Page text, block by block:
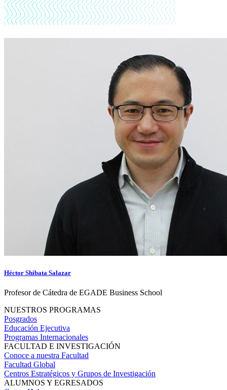
Héctor Shibata Salazar
Profesor de Cátedra de EGADE Business School
NUESTROS PROGRAMAS
Posgrados
Educación Ejecutiva
Programas Internacionales
FACULTAD E INVESTIGACIÓN
Conoce a nuestra Facultad
Facultad Global
Centros Estratégicos y Grupos de Investigación
ALUMNOS Y EGRESADOS